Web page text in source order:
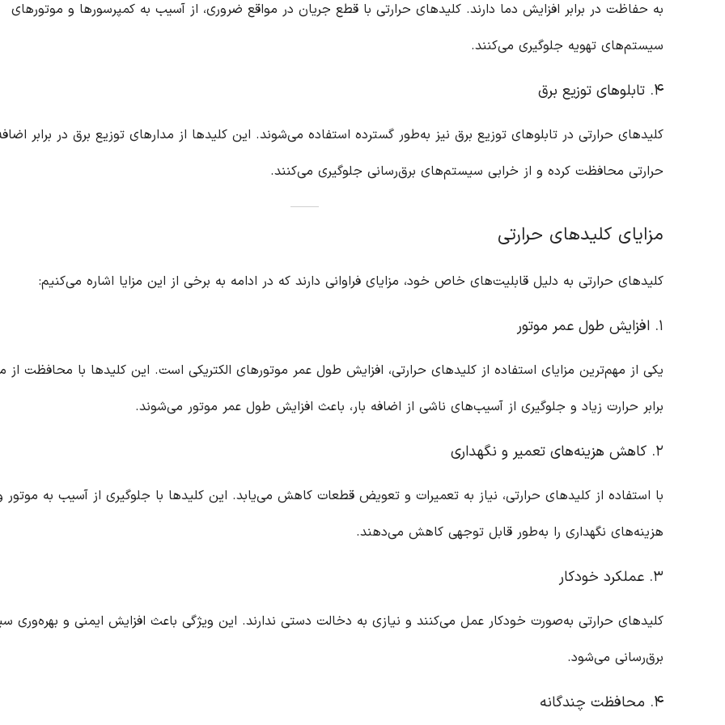
به حفاظت در برابر افزایش دما دارند. کلیدهای حرارتی با قطع جریان در مواقع ضروری، از آسیب به کمپرسورها و موتورهای
سیستم‌های تهویه جلوگیری می‌کنند.
۴. تابلوهای توزیع برق
کلیدهای حرارتی در تابلوهای توزیع برق نیز به‌طور گسترده استفاده می‌شوند. این کلیدها از مدارهای توزیع برق در برابر
حرارتی محافظت کرده و از خرابی سیستم‌های برق‌رسانی جلوگیری می‌کنند.
مزایای کلیدهای حرارتی
کلیدهای حرارتی به دلیل قابلیت‌های خاص خود، مزایای فراوانی دارند که در ادامه به برخی از این مزایا اشاره می‌کنیم:
۱. افزایش طول عمر موتور
یکی از مهم‌ترین مزایای استفاده از کلیدهای حرارتی، افزایش طول عمر موتورهای الکتریکی است. این کلیدها با محافظت از
برابر حرارت زیاد و جلوگیری از آسیب‌های ناشی از اضافه بار، باعث افزایش طول عمر موتور می‌شوند.
۲. کاهش هزینه‌های تعمیر و نگهداری
با استفاده از کلیدهای حرارتی، نیاز به تعمیرات و تعویض قطعات کاهش می‌یابد. این کلیدها با جلوگیری از آسیب به موتور
هزینه‌های نگهداری را به‌طور قابل توجهی کاهش می‌دهند.
۳. عملکرد خودکار
کلیدهای حرارتی به‌صورت خودکار عمل می‌کنند و نیازی به دخالت دستی ندارند. این ویژگی باعث افزایش ایمنی و بهره‌وری
برق‌رسانی می‌شود.
۴. محافظت چندگانه